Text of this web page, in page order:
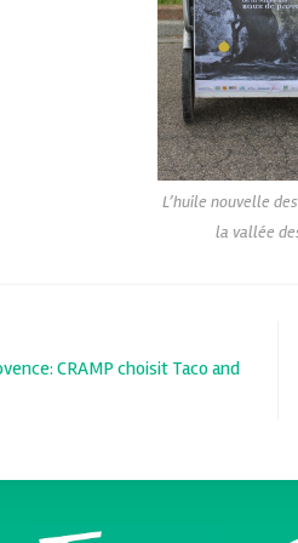
L’huile nouvelle
la vallée
CRAMP choisit Taco and